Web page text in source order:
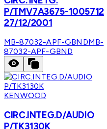
P/TMV7A3675-1005712
27/12/2001
MB-87032-APF-GBNDMB-
87032-APF-GBND
KENWOOD
CIRC.INTEG.D/AUDIO
P/TK3130K